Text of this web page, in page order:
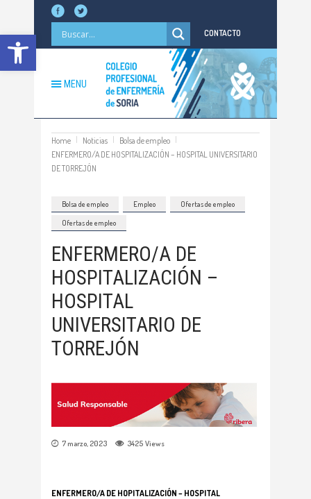
Abrir barra de herramientas CONTACTO
MENU
Home Noticias
Bolsa de empleo
ENFERMERO/A DE HOSPITALIZACIÓN – HOSPITAL UNIVERSITARIO
DE TORREJÓN
Bolsa de empleo Empleo
Ofertas de empleo
Ofertas de empleo
ENFERMERO/A DE
HOSPITALIZACIÓN –
HOSPITAL
UNIVERSITARIO DE
TORREJÓN
7 marzo, 2023 3425 Views
ENFERMERO/A DE HOPITALIZACIÓN – HOSPITAL